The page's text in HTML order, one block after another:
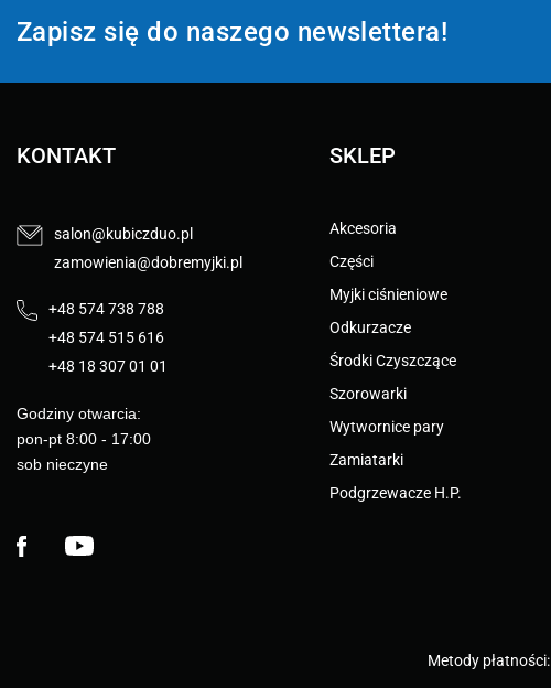
Zapisz się do naszego newslettera!
KONTAKT
salon@kubiczduo.pl
zamowienia@dobremyjki.pl
+48 574 738 788
+48 574 515 616
+48 18 307 01 01
Godziny otwarcia:
pon-pt 8:00 - 17:00
sob nieczyne
SKLEP
Akcesoria
Części
Myjki ciśnieniowe
Odkurzacze
Środki Czyszczące
Szorowarki
Wytwornice pary
Zamiatarki
Podgrzewacze H.P.
Facebook
Metody płatności: